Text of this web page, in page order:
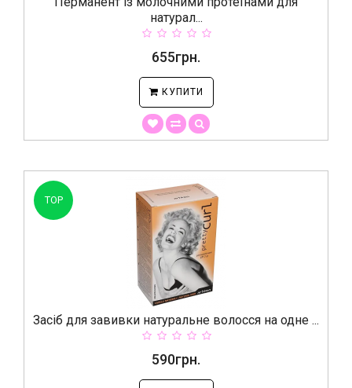
натурал...
655грн.
КУПИТИ
TOP
Засіб для завивки натуральне волосся на одне ...
590грн.